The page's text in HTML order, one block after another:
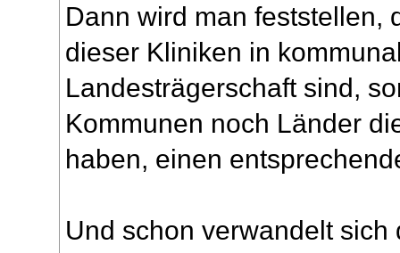
Dann wird man feststellen,
dieser Kliniken in
Landesträgerschaft sind,
Kommunen noch Länder
haben, einen
Und schon verwandelt